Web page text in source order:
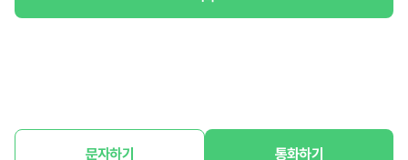
문자하기 통화하기